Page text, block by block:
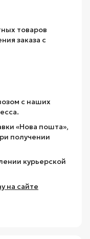
товаров
заказа с
с наших
«Нова пошта»,
получении
курьерской
на сайте